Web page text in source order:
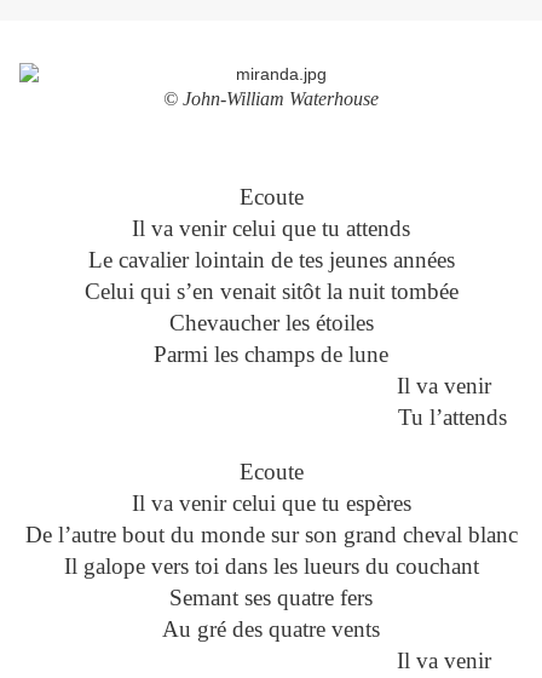
© John-William Waterhouse
Ecoute
Il va venir celui que tu attends
Le cavalier lointain de tes jeunes années
Celui qui s’en venait sitôt la nuit tombée
Chevaucher les étoiles
Parmi les champs de lune
Il va venir
Tu l’attends
Ecoute
Il va venir celui que tu espères
De l’autre bout du monde sur son grand cheval blanc
Il galope vers toi dans les lueurs du couchant
Semant ses quatre fers
Au gré des quatre vents
Il va venir